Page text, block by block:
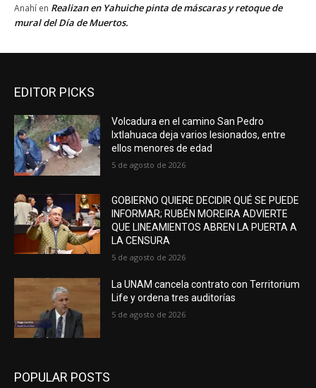
Anahí en Realizan en Yahuiche pinta de máscaras y retoque de
mural del Día de Muertos.
EDITOR PICKS
Volcadura en el camino San Pedro
Ixtlahuaca deja varios lesionados, entre
ellos menores de edad
5 de agosto de 2026
GOBIERNO QUIERE DECIDIR QUÉ SE PUEDE
INFORMAR; RUBÉN MOREIRA ADVIERTE
QUE LINEAMIENTOS ABREN LA PUERTA A
LA CENSURA
5 de agosto de 2026
La UNAM cancela contrato con Territorium
Life y ordena tres auditorías
5 de agosto de 2026
POPULAR POSTS